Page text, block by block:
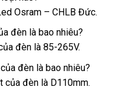
Osram – CHLB Đức.
đèn là bao nhiêu?
đèn là 85-265V.
đèn là bao nhiêu?
đèn là D110mm.